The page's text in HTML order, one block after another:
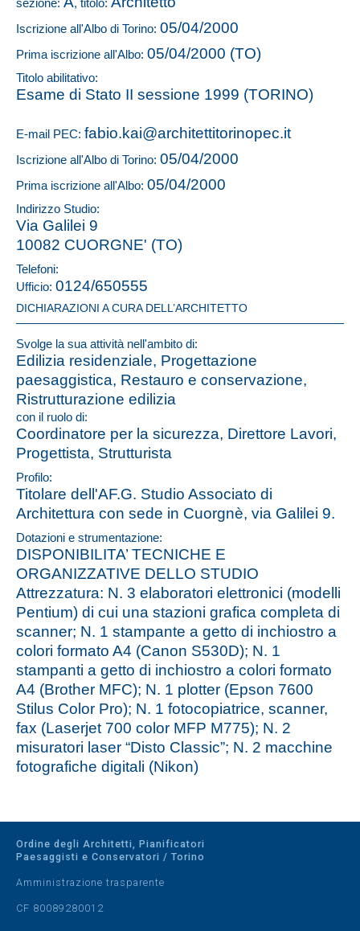
sezione: , titolo:
Iscrizione all'Albo di Torino: 05/04/2000
Prima iscrizione all'Albo: 05/04/2000 (TO)
Titolo abilitativo:
Esame di Stato II sessione 1999 (TORINO)
E-mail PEC: fabio.kai@architettitorinopec.it
Iscrizione all'Albo di Torino: 05/04/2000
Prima iscrizione all'Albo: 05/04/2000
Indirizzo Studio:
Via Galilei 9
10082 CUORGNE' (TO)
Telefoni:
Ufficio: 0124/650555
DICHIARAZIONI A CURA DELL’ARCHITETTO
Svolge la sua attività nell'ambito di:
Edilizia residenziale, Progettazione
paesaggistica, Restauro e conservazione,
Ristrutturazione edilizia
con il ruolo di:
Coordinatore per la sicurezza, Direttore Lavori,
Progettista, Strutturista
Profilo:
Titolare dell'AF.G. Studio Associato di
Architettura con sede in Cuorgnè, via Galilei 9.
Dotazioni e strumentazione:
DISPONIBILITA’ TECNICHE E
ORGANIZZATIVE DELLO STUDIO
Attrezzatura: N. 3 elaboratori elettronici (modelli
Pentium) di cui una stazioni grafica completa di
scanner; N. 1 stampante a getto di inchiostro a
colori formato A4 (Canon S530D); N. 1
stampanti a getto di inchiostro a colori formato
A4 (Brother MFC); N. 1 plotter (Epson 7600
Stilus Color Pro); N. 1 fotocopiatrice, scanner,
fax (Laserjet 700 color MFP M775); N. 2
misuratori laser “Disto Classic”; N. 2 macchine
fotografiche digitali (Nikon)
Ordine degli Architetti, Pianificatori
Paesaggisti e Conservatori / Torino
Amministrazione trasparente
CF 80089280012